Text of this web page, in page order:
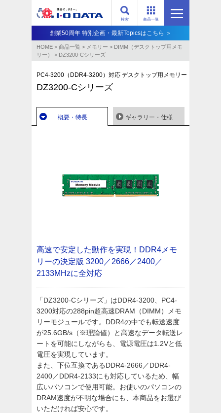
商品一覧
検索
創業50周年 特別企画・最新Topicsはこちら ＞
HOME > 商品一覧 > メモリー > DIMM（デスクトップ用メモ
リー）
> DZ3200-Cシリーズ
PC4-3200（DDR4-3200）対応 デスクトップ用メモリー
DZ3200-Cシリーズ
概要・特長 ギャラリー・仕様
高速で安定した動作を実現！DDR4メモ
リーの決定版 3200／2666／2400／
2133MHzに全対応
「DZ3200-Cシリーズ」はDDR4-3200、PC4-
3200対応の288pin超高速DRAM（DIMM）メモ
リーモジュールです。DDR4の中でも転送速度
が25.6GB/s（※理論値）と高速なデータ転送レ
ートを可能にしながらも、電源電圧は1.2Vと低
電圧を実現しています。
また、下位互換であるDDR4-2666／DDR4-
2400／DDR4-2133にも対応しているため、幅
広いパソコンで使用可能。お使いのパソコンの
DRAM速度が不明な場合にも、本商品をお選び
いただければ安心です。